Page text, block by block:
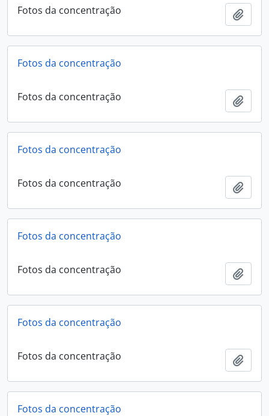
Fotos da concentração
Fotos da concentração
Fotos da concentração
Fotos da concentração
Fotos da concentração
Fotos da concentração
Fotos da concentração
Fotos da concentração
Fotos da concentração
Fotos da concentração